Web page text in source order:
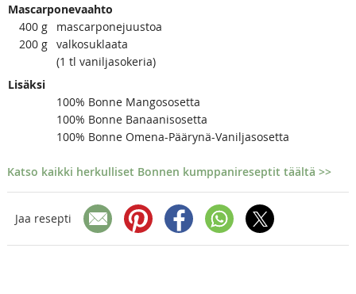
Mascarponevaahto
400 g
mascarponejuustoa
200 g valkosuklaata
(1 tl vaniljasokeria)
Lisäksi
100% Bonne Mangososetta
100% Bonne Banaanisosetta
100% Bonne Omena-Päärynä-Vaniljasosetta
Katso kaikki herkulliset Bonnen kumppanireseptit täältä >>
Jaa resepti